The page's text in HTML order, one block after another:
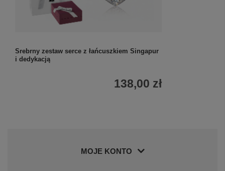
Srebrny zestaw serce z łańcuszkiem Singapur
i dedykacją
138,00 zł
MOJE KONTO